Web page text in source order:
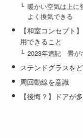
暖かい空気は上に
よく換気できる
【和室コンセプ
用できること
2023年追記 畳が
ステンドグラスを
周回動線を意識
【後悔？】ドアが